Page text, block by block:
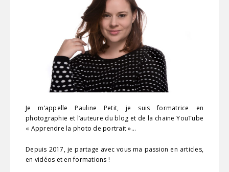
Je m’appelle Pauline Petit, je suis formatrice en
photographie et l’auteure du blog et de la chaine YouTube
« Apprendre la photo de portrait »…
Depuis 2017, je partage avec vous ma passion en articles,
en vidéos et en formations !